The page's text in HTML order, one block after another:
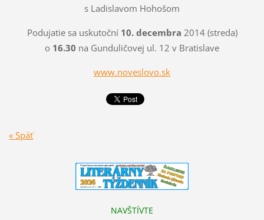
s Ladislavom Hohošom
Podujatie sa uskutoční10. decembra 2014 (streda)
o 16.30 na Gunduličovej ul. 12 v Bratislave
www.noveslovo.sk
« Späť
NAVŠTÍVTE